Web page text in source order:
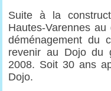
Suite à la
Hautes-Varennes
déménagement du
revenir au Dojo du
2008. Soit 30 ans
Dojo.